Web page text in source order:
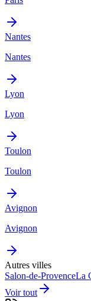
Nantes
Nantes
Lyon
Lyon
Toulon
Toulon
Avignon
Avignon
Autres villes
Salon-de-ProvenceLa
Voir tout